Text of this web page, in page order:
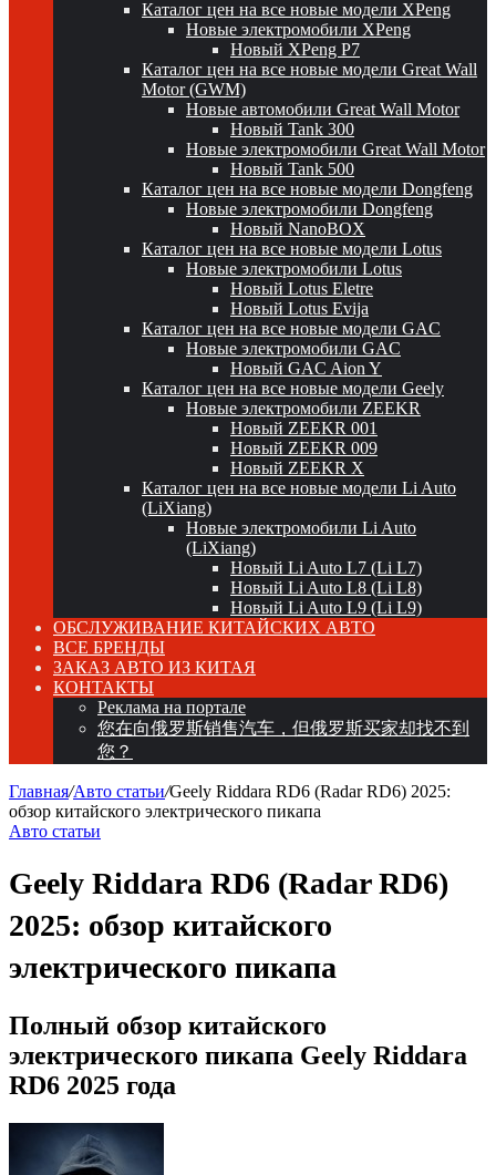
Каталог цен на все новые модели XPeng
Новые электромобили XPeng
Новый XPeng P7
Каталог цен на все новые модели Great Wall
Motor (GWM)
Новые автомобили Great Wall Motor
Новый Tank 300
Новые электромобили Great Wall Motor
Новый Tank 500
Каталог цен на все новые модели Dongfeng
Новые электромобили Dongfeng
Новый NanoBOX
Каталог цен на все новые модели Lotus
Новые электромобили Lotus
Новый Lotus Eletre
Новый Lotus Evija
Каталог цен на все новые модели GAC
Новые электромобили GAC
Новый GAC Aion Y
Каталог цен на все новые модели Geely
Новые электромобили ZEEKR
Новый ZEEKR 001
Новый ZEEKR 009
Новый ZEEKR X
Каталог цен на все новые модели Li Auto
(LiXiang)
Новые электромобили Li Auto
(LiXiang)
Новый Li Auto L7 (Li L7)
Новый Li Auto L8 (Li L8)
Новый Li Auto L9 (Li L9)
ОБСЛУЖИВАНИЕ КИТАЙСКИХ АВТО
ВСЕ БРЕНДЫ
ЗАКАЗ АВТО ИЗ КИТАЯ
КОНТАКТЫ
Реклама на портале
您在向俄罗斯销售汽车，但俄罗斯买家却找不到
您？
Главная/Авто статьи/Geely Riddara RD6 (Radar RD6) 2025:
обзор китайского электрического пикапа
Авто статьи
Geely Riddara RD6 (Radar RD6)
2025: обзор китайского
электрического пикапа
Полный обзор китайского
электрического пикапа Geely Riddara
RD6 2025 года